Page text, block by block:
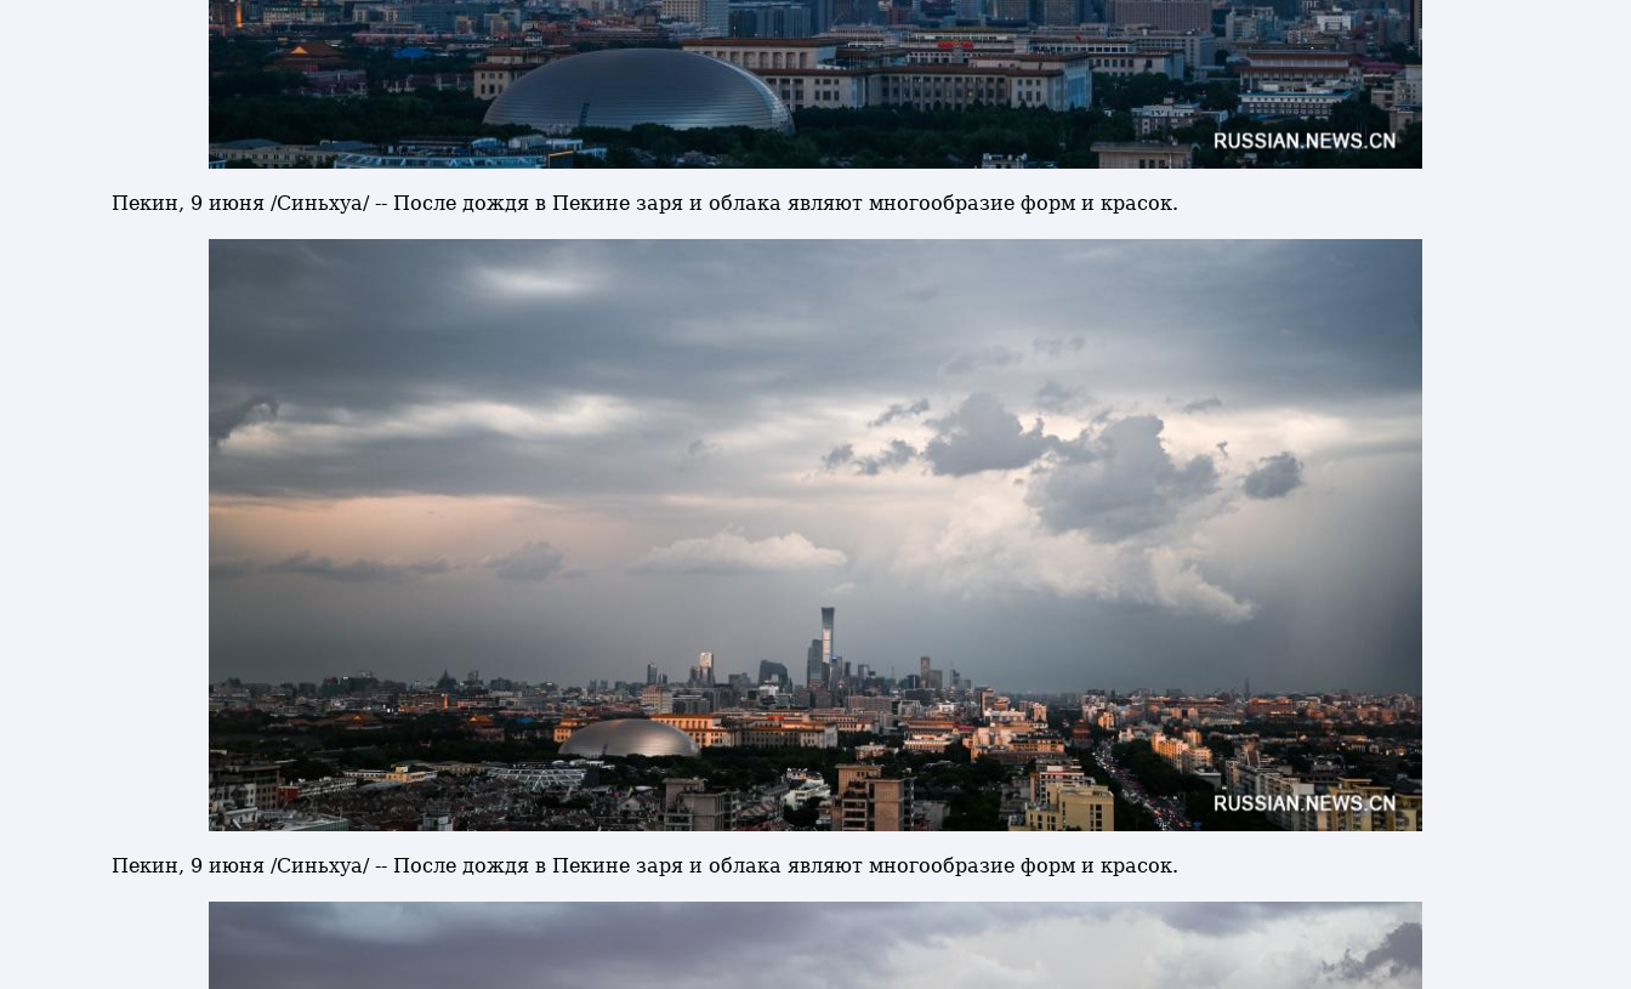
Пекин, 9 июня /Синьхуа/ -- После дождя в Пекине заря и облака являют многообразие форм и красок.
Пекин, 9 июня /Синьхуа/ -- После дождя в Пекине заря и облака являют многообразие форм и красок.